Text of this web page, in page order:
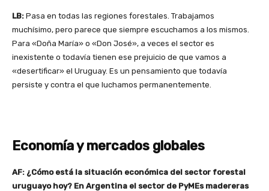
LB: Pasa en todas las regiones forestales. Trabajamos
muchísimo, pero parece que siempre escuchamos a los mismos.
Para «Doña María» o «Don José», a veces el sector es
inexistente o todavía tienen ese prejuicio de que vamos a
«desertificar» el Uruguay. Es un pensamiento que todavía
persiste y contra el que luchamos permanentemente.
Economía y mercados globales
AF: ¿Cómo está la situación económica del sector forestal
uruguayo hoy? En Argentina el sector de PyMEs madereras